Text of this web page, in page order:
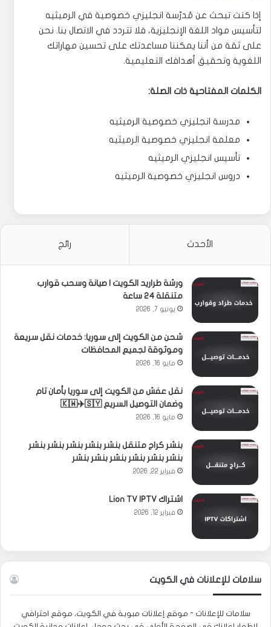
إذا كنت تبحث عن مُدرّسة انجليزي خصوصية في الرميثيه
لتأسيس مواد اللغة الإنجليزية، فلا تتردد في الاتصال بنا. نحن
على ثقة من أننا يمكننا مساعدتك على تحسين مهاراتك
اللغوية وتحقيق أهدافك التعليمية.
الكلمات المفتاحية ذات الصلة:
مدرسة انجليزي خصوصية الرميثيه
معلمة انجليزي خصوصية الرميثيه
تأسيس انجليزي الرميثيه
دروس انجليزي خصوصية الرميثيه
الأحدث رائج
ورشة طراريد الكويت | صيانة وسحب قوارب
متنقلة 24 ساعة
يونيو 7, 2026
شحن من الكويت إلى سوريا: خدمات نقل سريعة
وموثوقة لجميع المحافظات
مايو 16, 2026
نقل عفش من الكويت إلى سوريا بأمان تام
وضمان التوصيل السريع 🇰🇼✈️🇸🇾
مايو 16, 2026
بنشر كراج متنقل بنشر بنشر بنشر بنشر بنشر
بنشر بنشر بنشر بنشر بنشر بنشر
فبراير 22, 2026
اشتراك Lion TV IPTV
فبراير 12, 2026
سلامات للإعلانات في الكويت
سلامات للإعلانات - موقع إعلانات مبوبة في الكويت، موقع احترافي